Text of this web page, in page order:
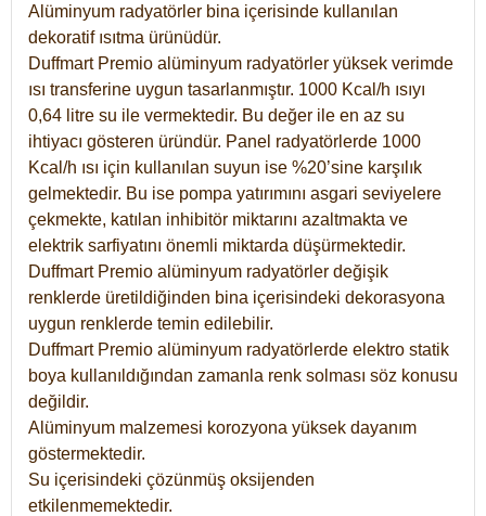
Alüminyum radyatörler bina içerisinde kullanılan
dekoratif ısıtma ürünüdür.
Duffmart Premio alüminyum radyatörler yüksek verimde
ısı transferine uygun tasarlanmıştır. 1000 Kcal/h ısıyı
0,64 litre su ile vermektedir. Bu değer ile en az su
ihtiyacı gösteren üründür. Panel radyatörlerde 1000
Kcal/h ısı için kullanılan suyun ise %20’sine karşılık
gelmektedir. Bu ise pompa yatırımını asgari seviyelere
çekmekte, katılan inhibitör miktarını azaltmakta ve
elektrik sarfiyatını önemli miktarda düşürmektedir.
Duffmart Premio alüminyum radyatörler değişik
renklerde üretildiğinden bina içerisindeki dekorasyona
uygun renklerde temin edilebilir.
Duffmart Premio alüminyum radyatörlerde elektro statik
boya kullanıldığından zamanla renk solması söz konusu
değildir.
Alüminyum malzemesi korozyona yüksek dayanım
göstermektedir.
Su içerisindeki çözünmüş oksijenden
etkilenmemektedir.